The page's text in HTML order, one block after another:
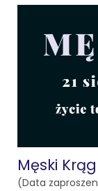
Męski Krąg
(Data